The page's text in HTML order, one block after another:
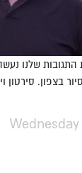
שלנו
בצפון. סירטון
Wednesday